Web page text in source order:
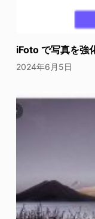
iFoto で写真を強
2024年6月5日